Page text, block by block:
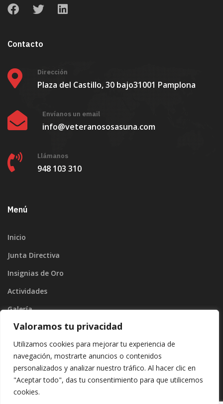
Valoramos tu privacidad
Utilizamos cookies para mejorar tu experiencia de
navegación, mostrarte anuncios o contenidos
personalizados y analizar nuestro tráfico. Al hacer clic en
"Aceptar todo", das tu consentimiento para que utilicemos
cookies.
Contacto
Dirección
Plaza del Castillo, 30 bajo31001 Pamplona
Envíanos un email
info@veteranososasuna.com
Llámanos
948 103 310
Menú
Inicio
Junta Directiva
Insignias de Oro
Actividades
Galería
Blog
Contacto